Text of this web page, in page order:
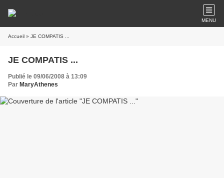
MENU
Accueil » JE COMPATIS ...
JE COMPATIS ...
Publié le 09/06/2008 à 13:09
Par MaryAthenes